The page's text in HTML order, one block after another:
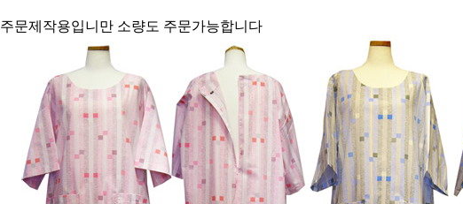
주문제작용입니만 소량도 주문가능합니다